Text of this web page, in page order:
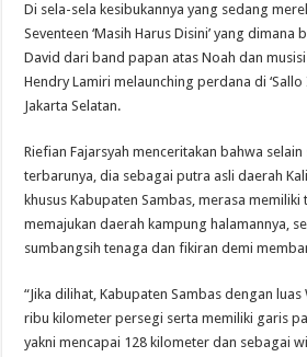
Di sela-sela kesibukannya yang sedang
Seventeen ‘Masih Harus Disini’ yang
David dari band papan atas Noah dan
Hendry Lamiri melaunching perdana di
Jakarta Selatan.
Riefian Fajarsyah menceritakan bahwa
terbarunya, dia sebagai putra asli daerah
khusus Kabupaten Sambas, merasa
memajukan daerah kampung halamannya,
sumbangsih tenaga dan fikiran demi
“Jika dilihat, Kabupaten Sambas dengan
ribu kilometer persegi serta memiliki garis
yakni mencapai 128 kilometer dan sebagai